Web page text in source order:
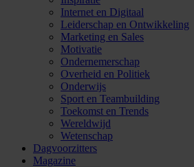
Internet en Digitaal
Leiderschap en Ontwikkeling
Marketing en Sales
Motivatie
Ondernemerschap
Overheid en Politiek
Onderwijs
Sport en Teambuilding
Toekomst en Trends
Wereldwijd
Wetenschap
Dagvoorzitters
Magazine